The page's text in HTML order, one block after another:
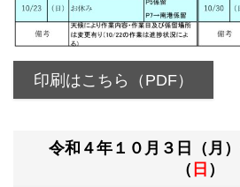
印刷はこちら（PDF）
令和４年１０月３日（月
（ 日 ）